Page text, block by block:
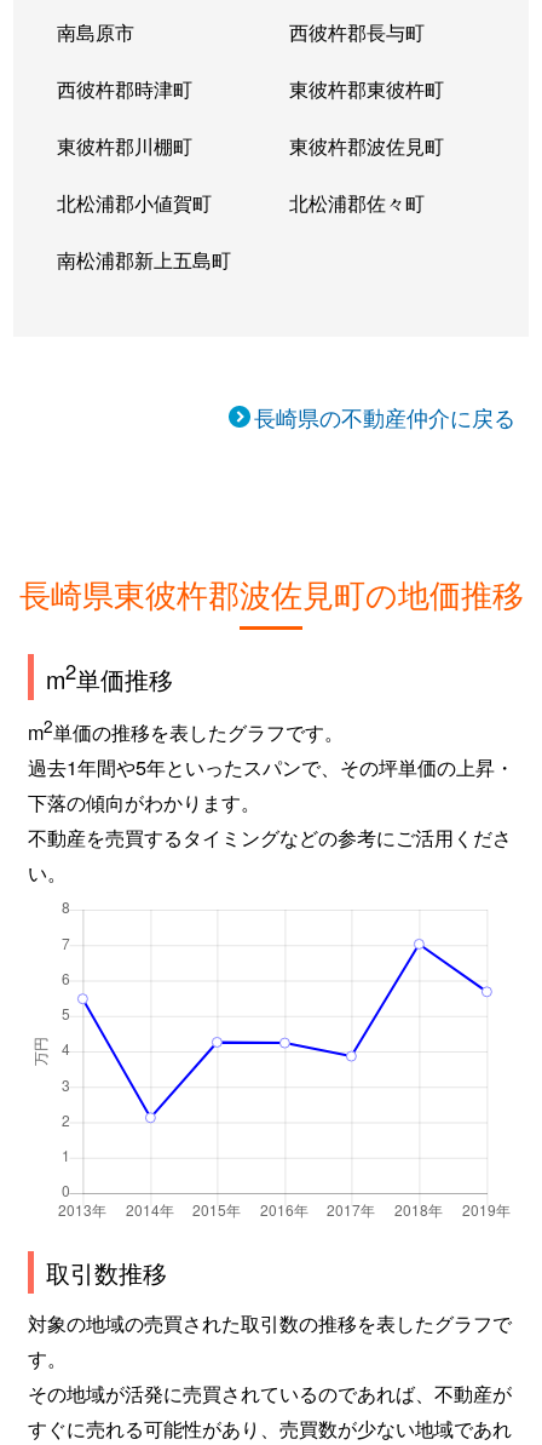
南島原市 西彼杵郡長与町
西彼杵郡時津町 東彼杵郡東彼杵町
東彼杵郡川棚町 東彼杵郡波佐見町
北松浦郡小値賀町 北松浦郡佐々町
南松浦郡新上五島町
長崎県の不動産仲介に戻る
長崎県東彼杵郡波佐見町の地価推移
m2単価推移
m2単価の推移を表したグラフです。
過去1年間や5年といったスパンで、その坪単価の上昇・
下落の傾向がわかります。
不動産を売買するタイミングなどの参考にご活用くださ
い。
取引数推移
対象の地域の売買された取引数の推移を表したグラフで
す。
その地域が活発に売買されているのであれば、不動産が
すぐに売れる可能性があり、売買数が少ない地域であれ